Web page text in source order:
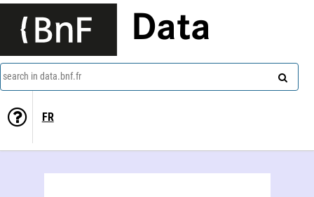
Data
search in data.bnf.fr
FR